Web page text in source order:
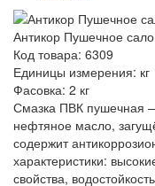
Антикор Пушечное сало
Код товара: 6309
Единицы измерения: кг
Фасовка: 2 кг
Смазка ПВК пушечная
нефтяное масло,
содержит
характеристики:
свойства,